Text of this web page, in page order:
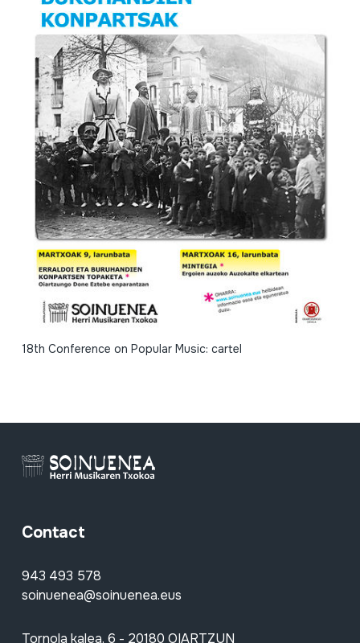
18th Conference on Popular Music: cartel
Contact
943 493 578
soinuenea@soinuenea.eus
Tornola kalea, 6 - 20180 OIARTZUN